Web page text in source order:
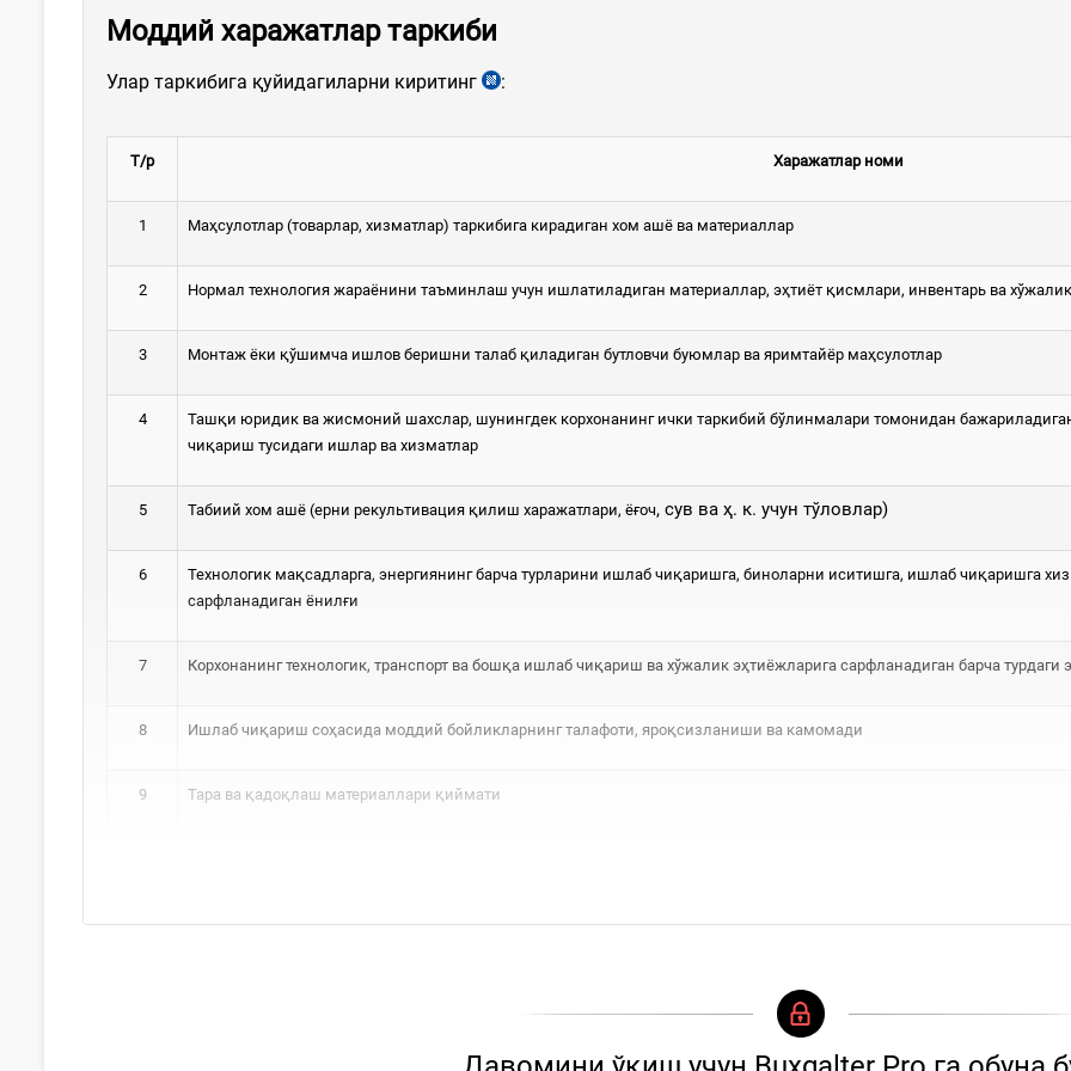
Моддий харажатлар таркиби
Улар таркибига қуйидагиларни киритинг :
Т/р Харажатлар номи
1 Маҳсулотлар (товарлар, хизматлар) таркибига кирадиган хом ашё ва материаллар
2 Нормал технология жараёнини таъминлаш учун ишлатиладиган материаллар, эҳтиёт қисмлари, инвентарь ва
3 Монтаж ёки қўшимча ишлов беришни талаб қиладиган бутловчи буюмлар ва яримтайёр маҳсулотлар
4
Ташқи юридик ва жисмоний шахслар, шунингдек корхонанинг ички таркибий бўлинмалари томонидан
чиқариш тусидаги ишлар ва хизматлар
5 Табиий хом ашё (ерни рекультивация қилиш харажатлари, ёғоч, сув ва ҳ. к. учун тўловлар)
6
Технологик мақсадларга, энергиянинг барча турларини ишлаб чиқаришга, биноларни иситишга, ишлаб чиқаришга
сарфланадиган ёнилғи
7 Корхонанинг технологик, транспорт ва бошқа ишлаб чиқариш ва хўжалик эҳтиёжларига сарфланадиган барча турдаги
8 Ишлаб чиқариш соҳасида моддий бойликларнинг талафоти, яроқсизланиши ва камомади
9 Тара ва қадоқлаш материаллари қиймати